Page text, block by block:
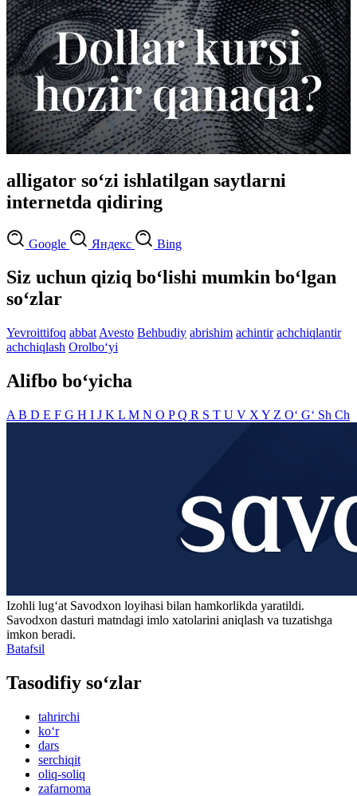
alligator so‘zi ishlatilgan saytlarni
internetda qidiring
Google Яндекс Bing
Siz uchun qiziq bo‘lishi mumkin bo‘lgan
so‘zlar
Yevroittifoq abbat Avesto Behbudiy abrishim achintir achchiqlantir
achchiqlash Orolbo‘yi
Alifbo bo‘yicha
A B D E F G H I J K L M N O PQ R S T U V X Y Z O‘ G‘ Sh Ch
Izohli lugʻat Savodxon loyihasi bilan hamkorlikda yaratildi.
Savodxon dasturi matndagi imlo xatolarini aniqlash va tuzatishga
imkon beradi.
Batafsil
Tasodifiy so‘zlar
tahrirchi
ko‘r
dars
serchiqit
oliq-soliq
zafarnoma